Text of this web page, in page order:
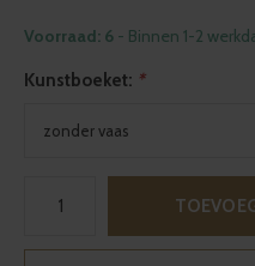
Voorraad: 6 - Binnen 1-2
Kunstboeket: *